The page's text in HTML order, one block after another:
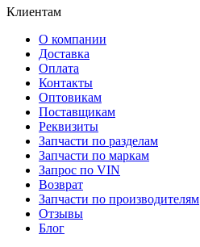
Клиентам
О компании
Доставка
Оплата
Контакты
Оптовикам
Поставщикам
Реквизиты
Запчасти по разделам
Запчасти по маркам
Запрос по VIN
Возврат
Запчасти по производителям
Отзывы
Блог